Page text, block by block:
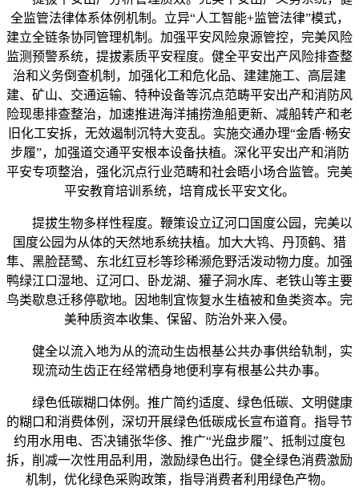
全监管法律体系体例机制。立异“人工智能+监管法律”模式，
建立全链条协同管理机制。加强平安风险泉源管控，完美风险
监测预警系统，提拔素质平安程度。健全平安出产风险排查整
治和义务倒查机制，加强化工和危化品、建建施工、高层建
建、矿山、交通运输、特种设备等沉点范畴平安出产和消防风
险现患排查整治，加速推进海洋捕捞渔船更新、减船转产和老
旧化工安拆，无效遏制沉特大变乱。实施交通办理“金盾·畅安
步履”，加强道交通平安根本设备扶植。深化平安出产和消防
平安专项整治，强化沉点行业范畴和社会晤小场合监管。完美
平安教育培训系统，培育成长平安文化。
提拔生物多样性程度。鞭策设立辽河口国度公园，完美以
国度公园为从体的天然地系统扶植。加大大鸨、丹顶鹤、猎
隼、黑脸琵鹭、东北红豆杉等珍稀濒危野活泼动物力度。加强
鸭绿江口湿地、辽河口、卧龙湖、獾子洞水库、老铁山等主要
鸟类歇息迁移停歇地。因地制宜恢复水生植被和鱼类资本。完
美种质资本收集、保留、防治外来入侵。
健全以流入地为从的流动生齿根基公共办事供给轨制，实
现流动生齿正在经常栖身地便利享有根基公共办事。
绿色低碳糊口体例。推广简约适度、绿色低碳、文明健康
的糊口和消费体例，深切开展绿色低碳成长宣布道育。指导节
约用水用电、否决铺张华侈、推广“光盘步履”、抵制过度包
拆，削减一次性用品利用，激励绿色出行。健全绿色消费激励
机制，优化绿色采购政策，指导消费者利用绿色产物。